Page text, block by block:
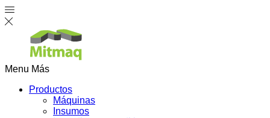
Menu Más
Productos
Máquinas
Insumos